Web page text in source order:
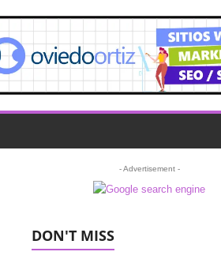
- Advertisement -
DON'T MISS